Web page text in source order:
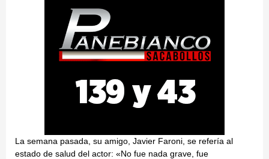
La semana pasada, su amigo, Javier Faroni, se refería al
estado de salud del actor: «No fue nada grave, fue